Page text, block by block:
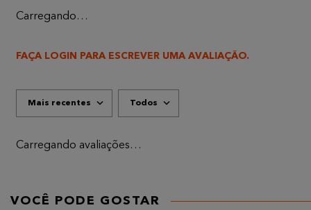
Carregando…
FAÇA LOGIN PARA ESCREVER UMA AVALIAÇÃO.
Mais recentes Todos
Carregando avaliações…
VOCÊ PODE GOSTAR